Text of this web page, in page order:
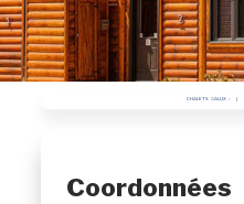
CHALETS GALLIX
Coordonnées